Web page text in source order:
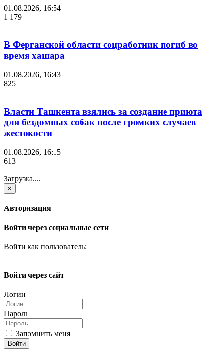
01.08.2026, 16:54
1 179
В Ферганской области соцработник погиб во
время хашара
01.08.2026, 16:43
825
Власти Ташкента взялись за создание приюта
для бездомных собак после громких случаев
жестокости
01.08.2026, 16:15
613
Загрузка....
×
Авторизация
Войти через социальные сети
Войти как пользователь:
Войти через сайт
Логин
Пароль
Запомнить меня